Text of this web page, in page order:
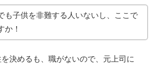
も子供を非難する人いないし、ここで
か！
決めるも、職がないので、元上司に